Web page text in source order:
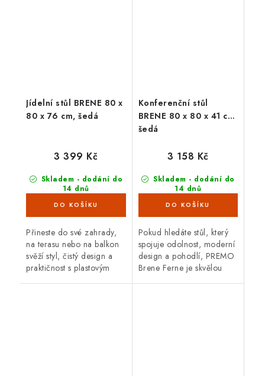
Jídelní stůl BRENE 80 x
80 x 76 cm, šedá
Skladem - dodání do
14 dnů
(5 ks)
3 399 Kč
Přineste do své zahrady,
na terasu nebo na balkon
svěží styl, čistý design a
praktičnost s plasto­vým
Konferenční stůl
BRENE 80 x 80 x 41 cm,
šedá
Skladem - dodání do
14 dnů
(6 ks)
3 158 Kč
Pokud hledáte stůl, který
spojuje odolnost, moderní
design a pohodlí, PREMO
Brene Ferne je skvělou